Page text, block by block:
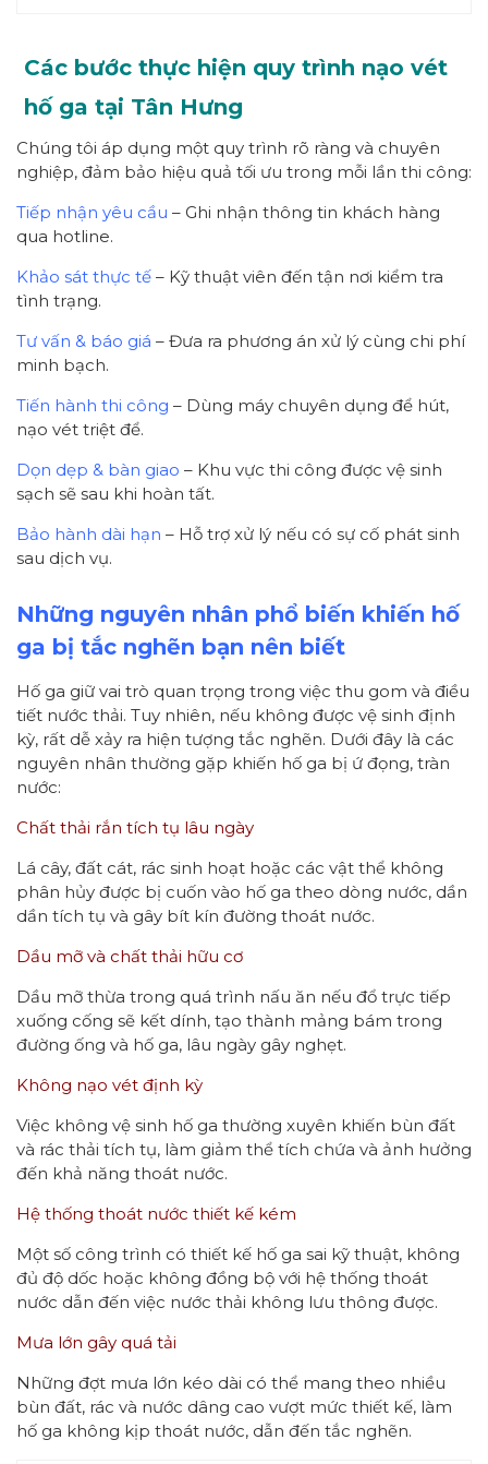
Các bước thực hiện quy trình nạo vét
hố ga tại Tân Hưng
Chúng tôi áp dụng một quy trình rõ ràng và chuyên
nghiệp, đảm bảo hiệu quả tối ưu trong mỗi lần thi công:
Tiếp nhận yêu cầu – Ghi nhận thông tin khách hàng
qua hotline.
Khảo sát thực tế – Kỹ thuật viên đến tận nơi kiểm tra
tình trạng.
Tư vấn & báo giá – Đưa ra phương án xử lý cùng chi phí
minh bạch.
Tiến hành thi công – Dùng máy chuyên dụng để hút,
nạo vét triệt để.
Dọn dẹp & bàn giao – Khu vực thi công được vệ sinh
sạch sẽ sau khi hoàn tất.
Bảo hành dài hạn – Hỗ trợ xử lý nếu có sự cố phát sinh
sau dịch vụ.
Những nguyên nhân phổ biến khiến hố
ga bị tắc nghẽn bạn nên biết
Hố ga giữ vai trò quan trọng trong việc thu gom và điều
tiết nước thải. Tuy nhiên, nếu không được vệ sinh định
kỳ, rất dễ xảy ra hiện tượng tắc nghẽn. Dưới đây là các
nguyên nhân thường gặp khiến hố ga bị ứ đọng, tràn
nước:
Chất thải rắn tích tụ lâu ngày
Lá cây, đất cát, rác sinh hoạt hoặc các vật thể không
phân hủy được bị cuốn vào hố ga theo dòng nước, dần
dần tích tụ và gây bít kín đường thoát nước.
Dầu mỡ và chất thải hữu cơ
Dầu mỡ thừa trong quá trình nấu ăn nếu đổ trực tiếp
xuống cống sẽ kết dính, tạo thành mảng bám trong
đường ống và hố ga, lâu ngày gây nghẹt.
Không nạo vét định kỳ
Việc không vệ sinh hố ga thường xuyên khiến bùn đất
và rác thải tích tụ, làm giảm thể tích chứa và ảnh hưởng
đến khả năng thoát nước.
Hệ thống thoát nước thiết kế kém
Một số công trình có thiết kế hố ga sai kỹ thuật, không
đủ độ dốc hoặc không đồng bộ với hệ thống thoát
nước dẫn đến việc nước thải không lưu thông được.
Mưa lớn gây quá tải
Những đợt mưa lớn kéo dài có thể mang theo nhiều
bùn đất, rác và nước dâng cao vượt mức thiết kế, làm
hố ga không kịp thoát nước, dẫn đến tắc nghẽn.